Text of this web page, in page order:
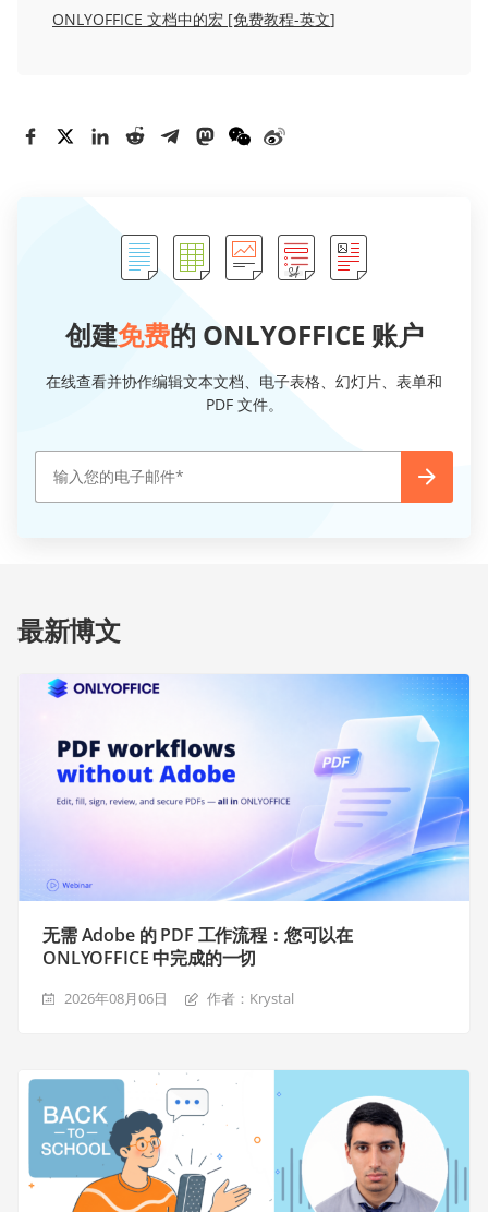
ONLYOFFICE 文档中的宏 [免费教程-英文]
创建免费的 ONLYOFFICE 账户
在线查看并协作编辑文本文档、电子表格、幻灯片、表单和
PDF 文件。
最新博文
无需 Adobe 的 PDF 工作流程：您可以在
ONLYOFFICE 中完成的一切
2026年08月06日 作者：Krystal